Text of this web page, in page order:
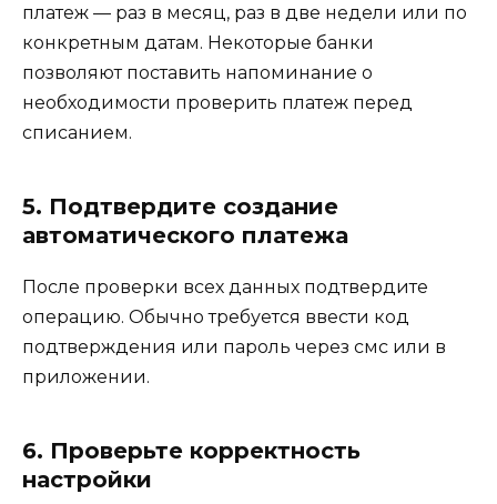
платеж — раз в месяц, раз в две недели или по
конкретным датам. Некоторые банки
позволяют поставить напоминание о
необходимости проверить платеж перед
списанием.
5. Подтвердите создание
автоматического платежа
После проверки всех данных подтвердите
операцию. Обычно требуется ввести код
подтверждения или пароль через смс или в
приложении.
6. Проверьте корректность
настройки